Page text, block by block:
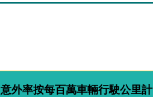
意外率按每百萬車輛行駛公里計